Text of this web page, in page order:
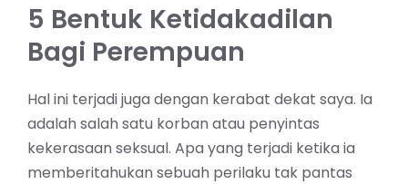
5 Bentuk Ketidakadilan
Bagi Perempuan
Hal ini terjadi juga dengan kerabat dekat saya. Ia
adalah salah satu korban atau penyintas
kekerasaan seksual. Apa yang terjadi ketika ia
memberitahukan sebuah perilaku tak pantas